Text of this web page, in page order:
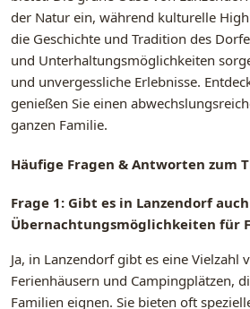
der Natur ein, während kulturelle
die Geschichte und Tradition des
und Unterhaltungsmöglichkeiten
und unvergessliche Erlebnisse.
genießen Sie einen
ganzen Familie.
Häufige Fragen & Antworten zum
Frage 1: Gibt es in Lanzendorf auch
Übernachtungsmöglichkeiten für
Ja, in Lanzendorf gibt es eine Vielzahl
Ferienhäusern und Campingplätzen,
Familien eignen. Sie bieten oft